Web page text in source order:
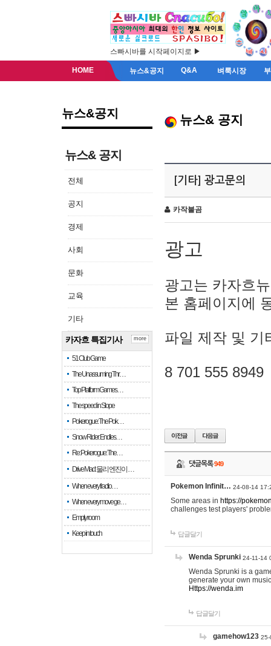
스빠시바를 시작페이지로 ▶
HOME 뉴스&공지 Q&A 벼룩시장
뉴스&공지
뉴스& 공지
전체
공지
경제
사회
문화
교육
기타
카자흐 특집기사
51 Club Game
The Unassuming Thr…
Top Platform Games…
The speed in Slope
Pokerogue: The Pok…
Snow Rider: Endles…
Re: Pokerogue: The…
Drive Mad: 물리 엔진이 …
When every fractio…
When every move ge…
Empty room
Keep in touch
more
뉴스& 공지
[기타] 광고문의
카작불곰
광고
광고는 카자흐
본 홈페이지에
파일 제작 및 기
8 701 555 8949
댓글목록949
Pokemon Infinit… 24-08-14
Some areas in https://
challenges test players'
답글달기
Wenda Sprunki 24-11-14
Wenda Sprunki is a
generate your own
Https://wenda.im
답글달기
gamehow123 25-